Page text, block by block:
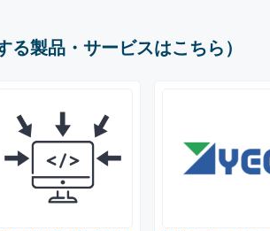
製品・サービスはこちら）